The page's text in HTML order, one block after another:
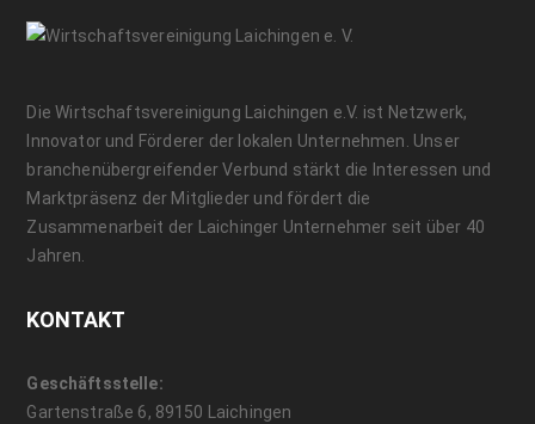
Die Wirtschaftsvereinigung Laichingen e.V. ist Netzwerk,
Innovator und Förderer der lokalen Unternehmen. Unser
branchenübergreifender Verbund stärkt die Interessen und
Marktpräsenz der Mitglieder und fördert die
Zusammenarbeit der Laichinger Unternehmer seit über 40
Jahren.
KONTAKT
Geschäftsstelle:
Gartenstraße 6, 89150 Laichingen